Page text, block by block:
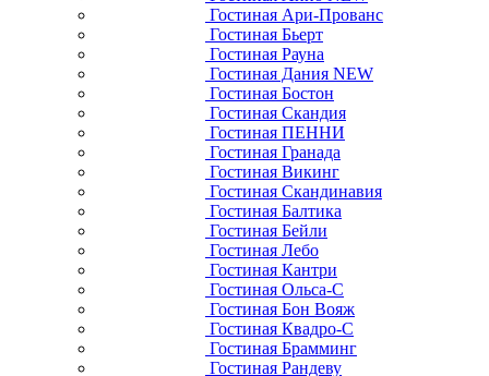
Гостиная Ари-Прованс
Гостиная Бьерт
Гостиная Рауна
Гостиная Дания NEW
Гостиная Бостон
Гостиная Скандия
Гостиная ПЕННИ
Гостиная Гранада
Гостиная Викинг
Гостиная Скандинавия
Гостиная Балтика
Гостиная Бейли
Гостиная Лебо
Гостиная Кантри
Гостиная Ольса-С
Гостиная Бон Вояж
Гостиная Квадро-С
Гостиная Брамминг
Гостиная Рандеву